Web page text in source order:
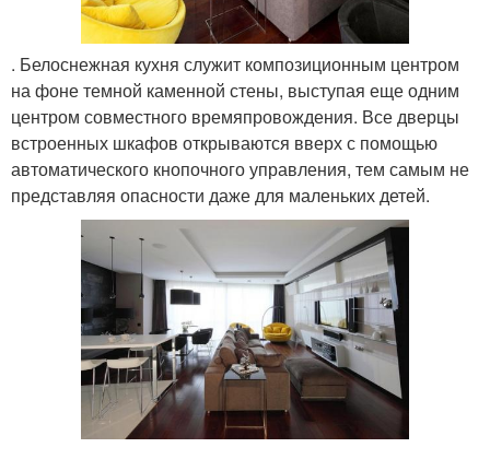
. Белоснежная кухня служит композиционным центром
на фоне темной каменной стены, выступая еще одним
центром совместного времяпровождения. Все дверцы
встроенных шкафов открываются вверх с помощью
автоматического кнопочного управления, тем самым не
представляя опасности даже для маленьких детей.